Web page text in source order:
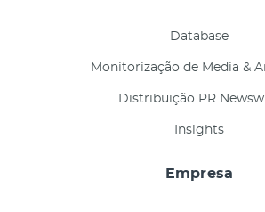
Database
Monitorização de Media &
Distribuição PR
Insights
Empresa